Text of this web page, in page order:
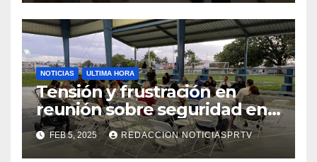
NOTICIAS ULTIMA HORA
Tensión y frustración en
reunión sobre seguridad en
Reparto Metropolitano
FEB 5, 2025 REDACCION NOTICIASPRTV